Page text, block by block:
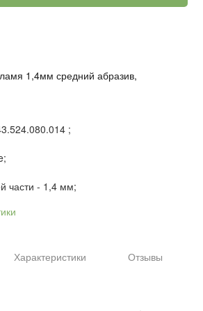
1,4мм средний абразив,
;
части - 1,4 мм;
Характеристики Отзывы